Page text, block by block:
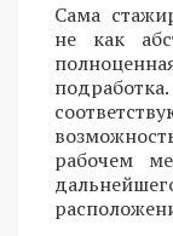
Сама
не как
рабочем